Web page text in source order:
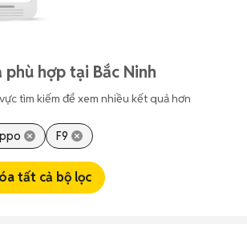
hợp tại Bắc Ninh
tìm kiếm để xem nhiều kết quả hơn
F9
tất cả bộ lọc